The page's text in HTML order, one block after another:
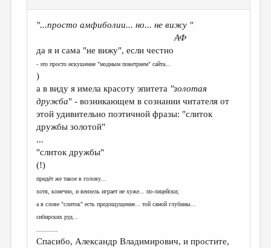
"...просто амфиболии... но... не вижу "
АФ
да я и сама "не вижу", если честно
- это просто искушение "модным поветрием" сайта...
)
а в виду я имела красоту эпитета "золотая
дружба" - возникающем в сознании читателя от
этой удивительно поэтичной фразы: "слиток
дружбы золотой"
...
"слиток дружбы"
(!)
придёт же такое в голову...
хотя, конечно, и вензель играет не хуже... по-лицейски;
а в слове "слиток" есть предощущение... той самой глубины...
сибирских руд...
Спасибо, Александр Владимирович, и простите,